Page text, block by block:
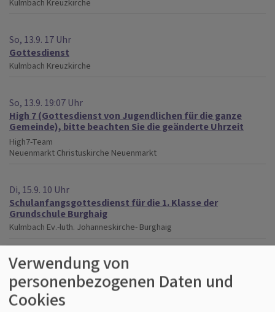
Kulmbach Kreuzkirche
So, 13.9. 17 Uhr
Gottesdienst
Kulmbach Kreuzkirche
So, 13.9. 19:07 Uhr
High 7 (Gottesdienst von Jugendlichen für die ganze
Gemeinde), bitte beachten Sie die geänderte Uhrzeit
High7-Team
Neuenmarkt Christuskirche Neuenmarkt
Di, 15.9. 10 Uhr
Schulanfangsgottesdienst für die 1. Klasse der
Grundschule Burghaig
Kulmbach Ev.-luth. Johanneskirche- Burghaig
Do, 17.9. 10 Uhr
Schulanfangsgottesdienst für die 2.-4. Klasse der
Grundschule Burghaig
KulmbachEv.-luth. Johanneskirche- Burghaig
Verwendung von
personenbezogenen Daten und
Cookies